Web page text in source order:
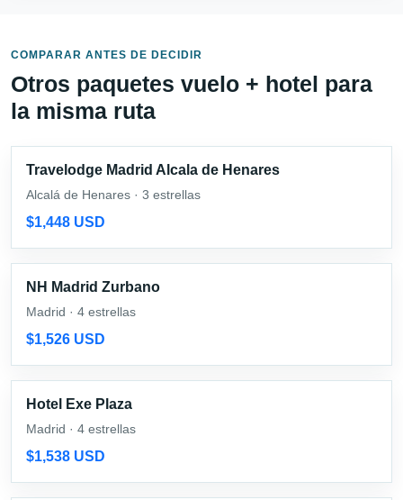
COMPARAR ANTES DE DECIDIR
Otros paquetes vuelo + hotel para
la misma ruta
Travelodge Madrid Alcala de Henares
Alcalá de Henares · 3 estrellas
$1,448 USD
NH Madrid Zurbano
Madrid · 4 estrellas
$1,526 USD
Hotel Exe Plaza
Madrid · 4 estrellas
$1,538 USD